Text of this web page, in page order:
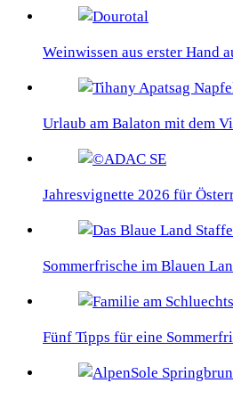
Weinwissen aus erster Hand
Urlaub am Balaton mit dem
Jahresvignette 2026 für
Sommerfrische im Blauen
Fünf Tipps für eine